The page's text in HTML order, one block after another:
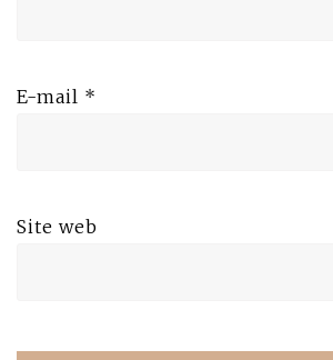
E-mail *
Site web